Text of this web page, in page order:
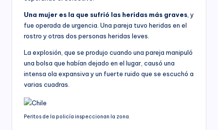
Una mujer es la que sufrió las heridas más graves , y
fue operada de urgencia. Una pareja tuvo heridas en el
rostro y otras dos personas heridas leves.
La explosión, que se produjo cuando una pareja manipuló
una bolsa que habían dejado en el lugar, causó una
intensa ola expansiva y un fuerte ruido que se escuchó a
varias cuadras.
Peritos de la policía inspeccionan la zona.